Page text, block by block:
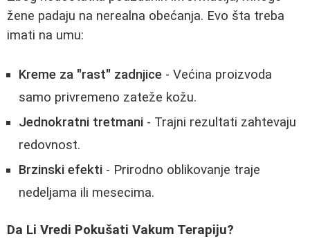
žene padaju na nerealna obećanja. Evo šta treba
imati na umu:
Kreme za "rast" zadnjice - Većina proizvoda
samo privremeno zateže kožu.
Jednokratni tretmani - Trajni rezultati zahtevaju
redovnost.
Brzinski efekti - Prirodno oblikovanje traje
nedeljama ili mesecima.
Da Li Vredi Pokušati Vakum Terapiju?